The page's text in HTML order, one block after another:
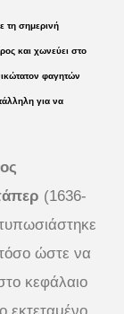
τη σημερινή
και χωνεύει στο
φαγητών
για να
(1636-
ώστε να
κεφάλαιο
εκτεταμένο